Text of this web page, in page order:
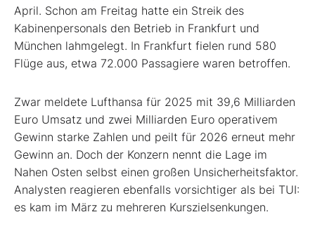
April. Schon am Freitag hatte ein Streik des
Kabinenpersonals den Betrieb in Frankfurt und
München lahmgelegt. In Frankfurt fielen rund 580
Flüge aus, etwa 72.000 Passagiere waren betroffen.
Zwar meldete Lufthansa für 2025 mit 39,6 Milliarden
Euro Umsatz und zwei Milliarden Euro operativem
Gewinn starke Zahlen und peilt für 2026 erneut mehr
Gewinn an. Doch der Konzern nennt die Lage im
Nahen Osten selbst einen großen Unsicherheitsfaktor.
Analysten reagieren ebenfalls vorsichtiger als bei TUI:
es kam im März zu mehreren Kurszielsenkungen.